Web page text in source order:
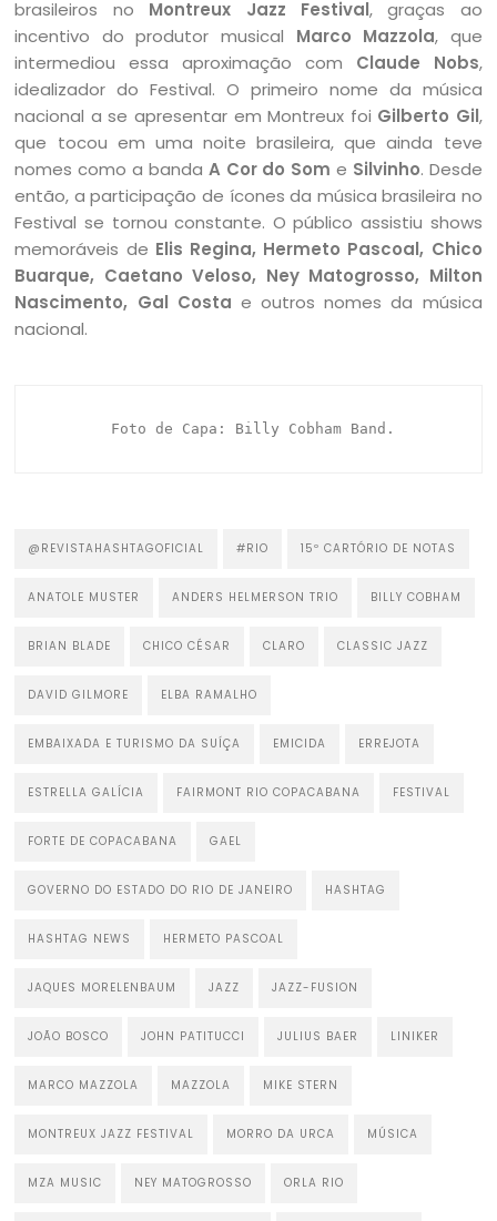
brasileiros no Montreux Jazz Festival, graças ao
incentivo do produtor musical Marco Mazzola, que
intermediou essa aproximação com Claude Nobs,
idealizador do Festival. O primeiro nome da música
nacional a se apresentar em Montreux foi Gilberto Gil,
que tocou em uma noite brasileira, que ainda teve
nomes como a banda A Cor do Som e Silvinho. Desde
então, a participação de ícones da música brasileira no
Festival se tornou constante. O público assistiu shows
memoráveis de Elis Regina, Hermeto Pascoal, Chico
Buarque, Caetano Veloso, Ney Matogrosso, Milton
Nascimento, Gal Costa e outros nomes da música
nacional.
Foto de Capa: Billy Cobham Band.
@REVISTAHASHTAGOFICIAL #RIO 15º CARTÓRIO DE NOTAS
ANATOLE MUSTER ANDERS HELMERSON TRIO BILLY COBHAM
BRIAN BLADE CHICO CÉSAR CLARO CLASSIC JAZZ
DAVID GILMORE ELBA RAMALHO
EMBAIXADA E TURISMO DA SUÍÇA EMICIDA ERREJOTA
ESTRELLA GALÍCIA FAIRMONT RIO COPACABANA FESTIVAL
FORTE DE COPACABANA GAEL
GOVERNO DO ESTADO DO RIO DE JANEIRO HASHTAG
HASHTAG NEWS HERMETO PASCOAL
JAQUES MORELENBAUM JAZZ JAZZ-FUSION
JOÃO BOSCO JOHN PATITUCCI JULIUS BAER LINIKER
MARCO MAZZOLA MAZZOLA MIKE STERN
MONTREUX JAZZ FESTIVAL MORRO DA URCA MÚSICA
MZA MUSIC NEY MATOGROSSO ORLA RIO